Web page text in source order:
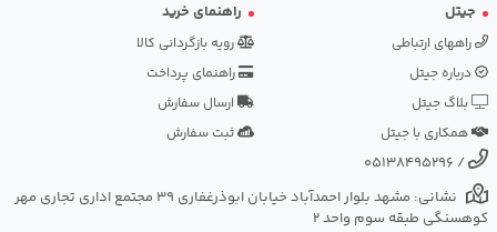
جیتل
راههای ارتباطی
درباره جیتل
بلاگ جیتل
همکاری با جیتل
راهنمای خرید
رویه بازگردانی کالا
راهنمای پرداخت
ارسال سفارش
ثبت سفارش
/
05138495296
نشانی: مشهد بلوار احمدآباد خیابان ابوذرغفاری 39 مجتمع اداری تجاری مهر
کوهسنگی طبقه سوم واحد 2